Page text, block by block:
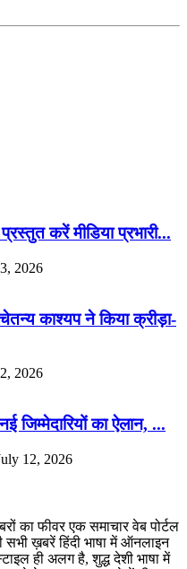
करें मीडिया प्रभारी...
2026
चेतन्य काश्यप ने किया क्रीड़ा-
2026
जिम्मेदारियों का ऐलान, ...
12, 2026
का फीवर एक समाचार वेब पोर्टल
ख़बरें हिंदी भाषा में ऑनलाइन
ही अलग है, शुद्ध देशी भाषा में